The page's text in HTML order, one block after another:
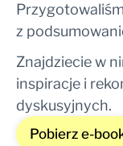
z
Znajdziecie w
inspiracje i
dyskusyjnych.
Pobierz e-